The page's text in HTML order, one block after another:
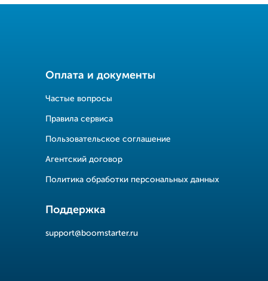
Оплата и документы
Частые вопросы
Правила сервиса
Пользовательское соглашение
Агентский договор
Политика обработки персональных данных
Поддержка
support@boomstarter.ru